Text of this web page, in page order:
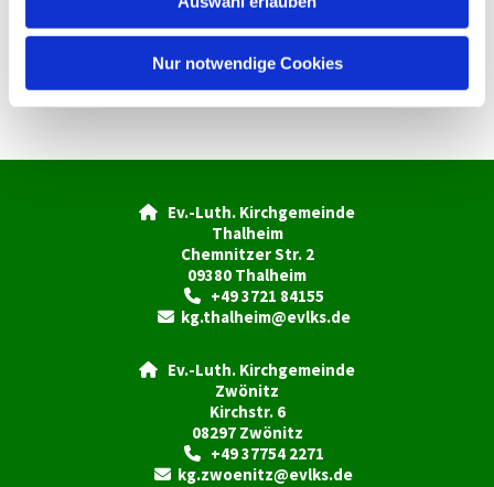
Nur notwendige Cookies

Ev.-Luth. Kirchgemeinde
Thalheim
Chemnitzer Str. 2
09380 Thalheim
+49 3721 84155
 kg.thalheim@evlks.de

Ev.-Luth. Kirchgemeinde
Zwönitz
Kirchstr. 6
08297 Zwönitz
+49 37754 2271
 kg.zwoenitz@evlks.de